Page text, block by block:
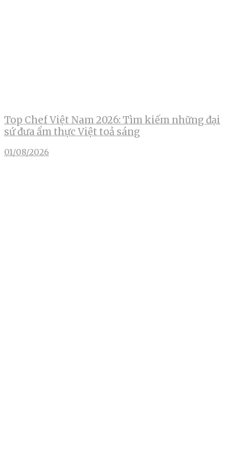
Top Chef Việt Nam 2026: Tìm kiếm những đại
sứ đưa ẩm thực Việt toả sáng
01/08/2026